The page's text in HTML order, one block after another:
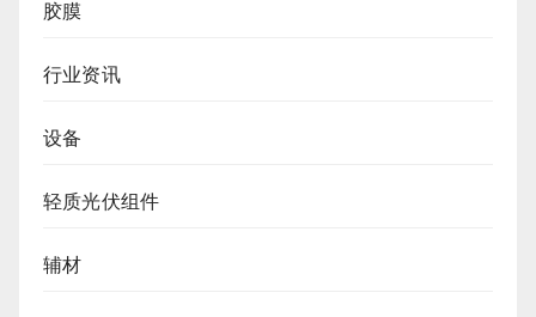
胶膜
行业资讯
设备
轻质光伏组件
辅材